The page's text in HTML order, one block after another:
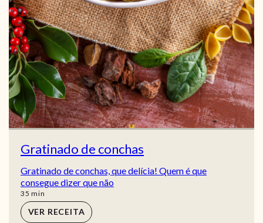
Gratinado de conchas
Gratinado de conchas, que delícia! Quem é que
consegue dizer que não
35 min
min
VER RECEITA